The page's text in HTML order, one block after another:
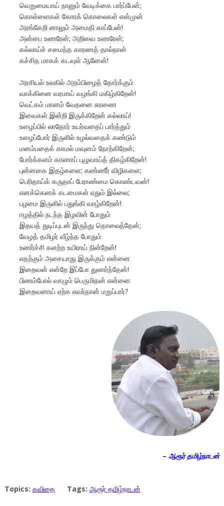
வெறுமையாய் நானும் வேடிக்கை பார்ப்பேன்;
கொள்ளைகள் கோரக் கொலைகள் என்முன்
அரங்கேறி னாலும் அமைதி காப்பேன்!
அன்பை உணரேன்; அறிவை உணரேன்;
கல்லாய்ச் சமைந்த காரணத் தால்நான்
கச்சித மாகக் கடவுள் ஆனேன்!
அரசியல் உலகில் அறம்பிழைத் தோர்க்கும்
வாக்கினை வரமாய் வழங்கி மகிழ்கிறேன்!
வெட்கம் மானம் வேதனை சுரணை
இவைகள் இன்றி இருக்கிறேன் கல்லாய்!
உழைப்பில் லாதோர் உயர்வதைப் பார்த்தும்
உழைப்போர் இருளில் உழல்வதைக் கண்டும்
மனம்பதைக் காமல் மவுனம் நோற்கிறேன்;
போர்க்களம் காணாப் புழுவாய்த் திகழ்கிறேன்!
புன்னகை இதழ்களை; கண்ணீர் விழிகளை;
பெரிதாய்க் கருதாப் பேராண்மை கொண்டவன்!
எனக்கெனக் கடமைகள் ஏதும் இல்லை;
பழமை இருளில் பதுங்கி வாழ்கிறேன்!
ஈழத்தில் நடந்த இழவின் போதும்
இதயத் துடிப்புடன் இருந்து தொலைத்தேன்;
வேழத் தமிழர் வீழ்ந்த போதும்
உணர்ச்சி களற்ற உயிராய் நின்றேன்!
எதற்கும் அசையாது இருக்கும் என்னை
இறைவன் என்றே இப்போ துணர்ந்தேன்!
பிணம்போல் வாழும் பெருமிதன் என்னை
இறைவனாய் ஏற்க எவர்தான் மறுப்பார்?
–ஆரூர் தமிழ்நாடன்
Topics: கவிதை Tags: ஆரூர் தமிழ்நாடன்